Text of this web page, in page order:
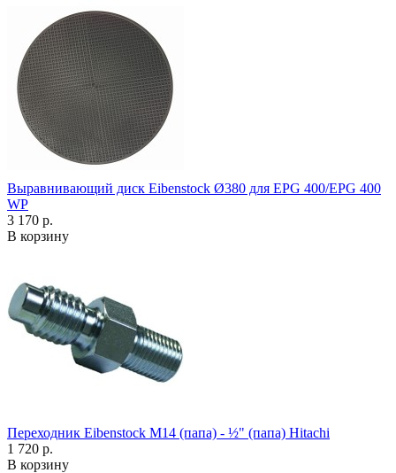
Выравнивающий диск Eibenstock Ø380 для EPG 400/EPG 400
WP
3 170 р.
В корзину
Переходник Eibenstock M14 (папа) - ½" (папа) Hitachi
1 720 р.
В корзину